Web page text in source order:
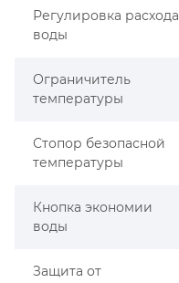
Регулировка расхода
воды
Ограничитель
температуры
Стопор безопасной
температуры
Кнопка экономии
воды
Защита от